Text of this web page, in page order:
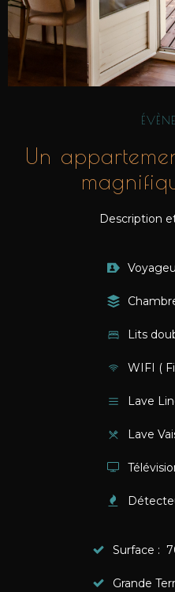
Un
Description
Lits
WIFI (
Lave
Lave
Surface :
Grande